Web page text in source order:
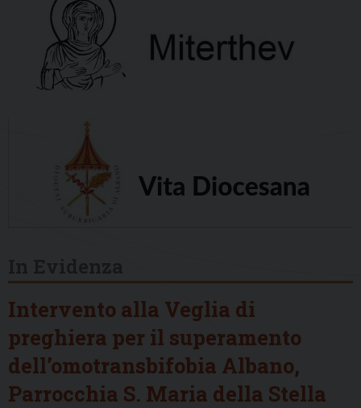
Intervento alla Veglia di
preghiera per il superamento
dell’omotransbifobia Albano,
Parrocchia S. Maria della Stella